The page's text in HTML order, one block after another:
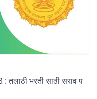
भरती साठी सराव प